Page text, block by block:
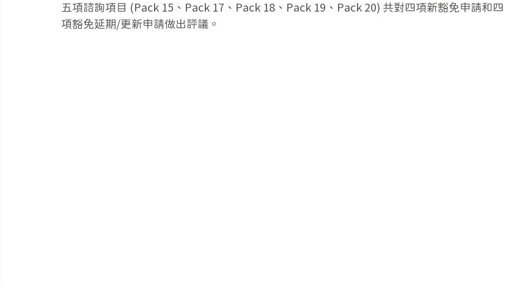
五項諮詢項目 (Pack 15、Pack 17、Pack 18、Pack 19、Pack 20) 共對四項新豁免申請和四
項豁免延期/更新申請做出評議。